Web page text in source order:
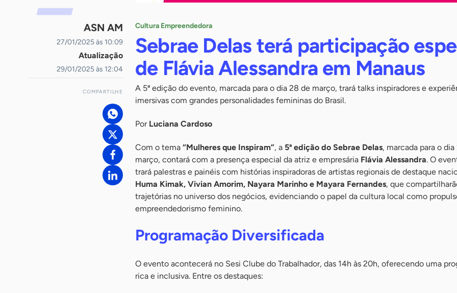
ASN AM
27/01/2025 às 10:09
Atualização
29/01/2025 às 12:04
COMPARTILHE
Cultura Empreendedora
Sebrae Delas terá participação
de Flávia Alessandra em Manaus
A 5ª edição do evento, marcada para o dia 28 de março, trará talks inspiradores e
imersivas com grandes personalidades femininas do Brasil.
Por Luciana Cardoso
Com o tema “Mulheres que Inspiram”, a 5ª edição do Sebrae Delas, marcada para o
março, contará com a presença especial da atriz e empresária Flávia Alessandra. O
trará palestras e painéis com histórias inspiradoras de artistas regionais de destaque
Huma Kimak, Vivian Amorim, Nayara Marinho e Mayara Fernandes, que
trajetórias no universo dos negócios, evidenciando o papel da cultura local como
empreendedorismo feminino.
Programação Diversificada
O evento acontecerá no Sesi Clube do Trabalhador, das 14h às 20h, oferecendo uma
rica e inclusiva. Entre os destaques: